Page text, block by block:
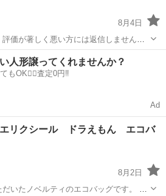
8月4日
価が著しく悪い方には返信しませんの
ート 2枚セット サイズ：約
ノベルティグッズ
い人形譲ってくれませんか？
もOK🙆‍♀️査定0円‼️
Ad
リクシール ドラえもん エコバ
8月2日
いたノベルティのエコバッグです。 新